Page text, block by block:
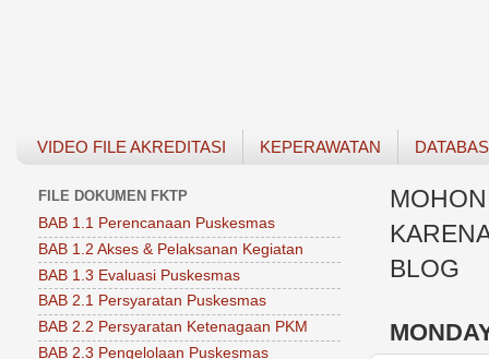
VIDEO FILE AKREDITASI KEPERAWATAN
BLOG
FILE DOKUMEN FKTP
BAB 1.1 Perencanaan Puskesmas
BAB 1.2 Akses & Pelaksanan Kegiatan
BAB 1.3 Evaluasi Puskesmas
BAB 2.1 Persyaratan Puskesmas
BAB 2.2 Persyaratan Ketenagaan PKM
BAB 2.3 Pengelolaan Puskesmas